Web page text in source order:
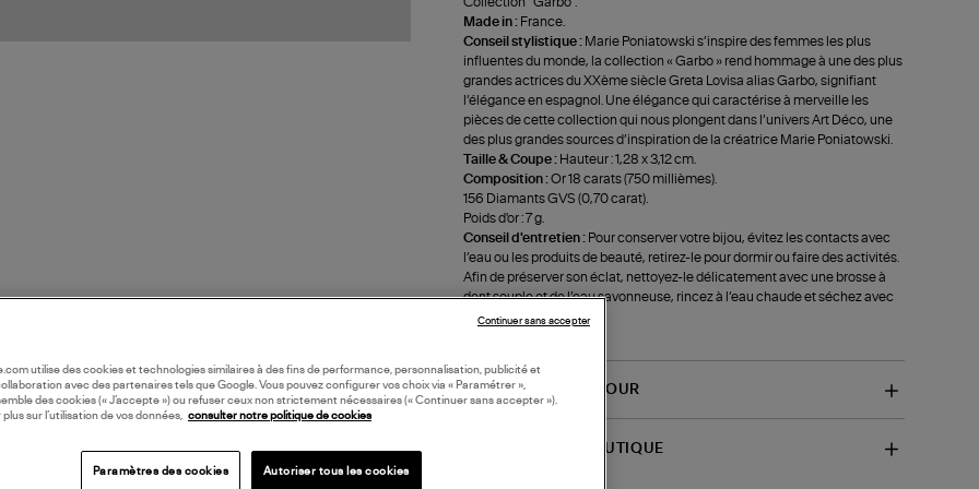
Made in : France.
Conseil stylistique : Marie Poniatowski s’inspire des femmes les plus
influentes du monde, la collection « Garbo » rend hommage à une des plus
grandes actrices du XXème siècle Greta Lovisa alias Garbo, signifiant
l’élégance en espagnol. Une élégance qui caractérise à merveille les
pièces de cette collection qui nous plongent dans l’univers Art Déco, une
des plus grandes sources d’inspiration de la créatrice Marie Poniatowski.
Taille & Coupe : Hauteur : 1,28 x 3,12 cm.
Composition :Or 18 carats (750 millièmes).
156 Diamants GVS (0,70 carat).
Poids d'or : 7 g.
Conseil d'entretien : Pour conserver votre bijou, évitez les contacts avec
l’eau ou les produits de beauté, retirez-le pour dormir ou faire des activités.
Afin de préserver son éclat, nettoyez-le délicatement avec une brosse à
dent souple et de l’eau savonneuse, rincez à l’eau chaude et séchez avec
un tissu doux.
LIVRAISON ET RETOUR
DISPONIBILITÉ BOUTIQUE
utilise des cookies et technologies similaires à des fins de performance, personnalisation, publicité et
avec des partenaires tels que Google. Vous pouvez configurer vos choix via « Paramétrer »,
des cookies (« J’accepte ») ou refuser ceux non strictement nécessaires (« Continuer sans accepter »).
plus sur l’utilisation de vos données,
consulter notre politique de cookies
Paramètres des cookies Autoriser tous les cookies
Continuer sans accepter